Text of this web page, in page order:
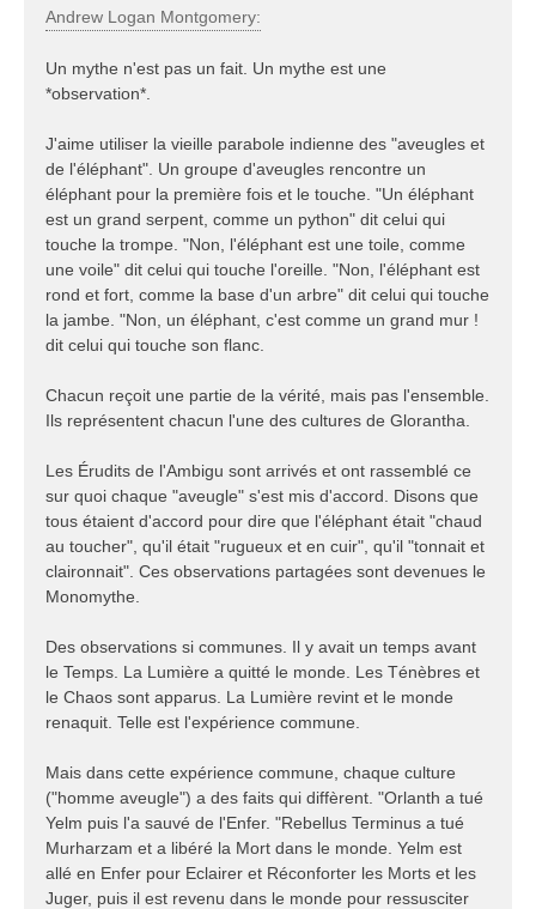
s
s
g
e
Andrew Logan Montgomery:
Un mythe n'est pas un fait. Un mythe est une
*observation*.
J'aime utiliser la vieille parabole indienne des "aveugles et
de l'éléphant". Un groupe d'aveugles rencontre un
éléphant pour la première fois et le touche. "Un éléphant
est un grand serpent, comme un python" dit celui qui
touche la trompe. "Non, l'éléphant est une toile, comme
une voile" dit celui qui touche l'oreille. "Non, l'éléphant est
rond et fort, comme la base d'un arbre" dit celui qui touche
la jambe. "Non, un éléphant, c'est comme un grand mur !
dit celui qui touche son flanc.
Chacun reçoit une partie de la vérité, mais pas l'ensemble.
Ils représentent chacun l'une des cultures de Glorantha.
Les Érudits de l'Ambigu sont arrivés et ont rassemblé ce
sur quoi chaque "aveugle" s'est mis d'accord. Disons que
tous étaient d'accord pour dire que l'éléphant était "chaud
au toucher", qu'il était "rugueux et en cuir", qu'il "tonnait et
claironnait". Ces observations partagées sont devenues le
Monomythe.
Des observations si communes. Il y avait un temps avant
le Temps. La Lumière a quitté le monde. Les Ténèbres et
le Chaos sont apparus. La Lumière revint et le monde
renaquit. Telle est l'expérience commune.
Mais dans cette expérience commune, chaque culture
("homme aveugle") a des faits qui diffèrent. "Orlanth a tué
Yelm puis l'a sauvé de l'Enfer. "Rebellus Terminus a tué
Murharzam et a libéré la Mort dans le monde. Yelm est
allé en Enfer pour Eclairer et Réconforter les Morts et les
Juger, puis il est revenu dans le monde pour ressusciter